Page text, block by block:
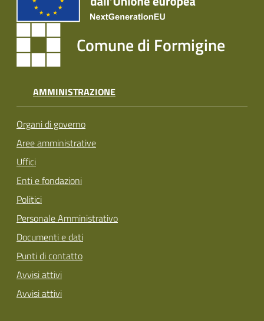
Comune di Formigine
AMMINISTRAZIONE
Organi di governo
Aree amministrative
Uffici
Enti e fondazioni
Politici
Personale Amministrativo
Documenti e dati
Punti di contatto
Avvisi attivi
Avvisi attivi